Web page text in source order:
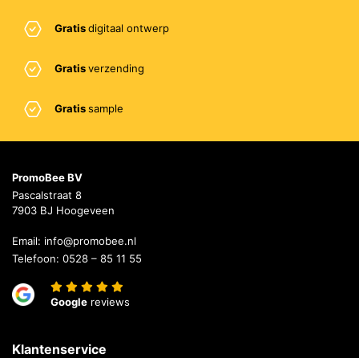
Gratisdigitaal ontwerp
Gratisverzending
Gratissample
PromoBee BV
Pascalstraat 8
7903 BJ Hoogeveen
Email: info@promobee.nl
Telefoon: 0528 – 85 11 55
Google reviews
Klantenservice